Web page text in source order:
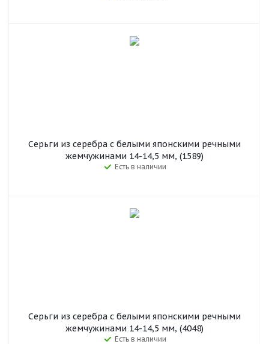
Серьги из серебра c белыми японскими речными
жемчужинами 14-14,5 мм, (1589)
Есть в наличии
Серьги из серебра c белыми японскими речными
жемчужинами 14-14,5 мм, (4048)
Есть в наличии